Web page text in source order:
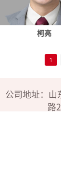
柯亮
1
公司地址：山
路2000